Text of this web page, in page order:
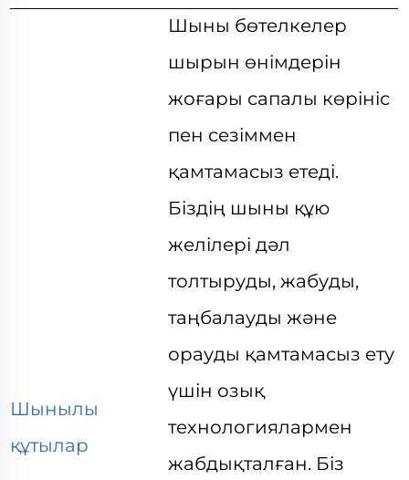
Шынылы
құтылар
Шыны бөтелкелер
шырын өнімдерін
жоғары сапалы көрініс
пен сезіммен
қамтамасыз етеді.
Біздің шыны құю
желілері дәл
толтыруды, жабуды,
таңбалауды және
орауды қамтамасыз ету
үшін озық
технологиялармен
жабдықталған. Біз